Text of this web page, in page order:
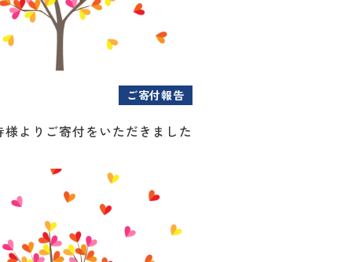
ご寄付報告
よりご寄付をいただきました